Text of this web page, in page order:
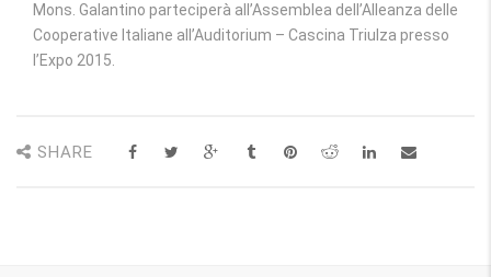
Mons. Galantino parteciperà all’Assemblea dell’Alleanza delle
Cooperative Italiane all’Auditorium – Cascina Triulza presso
l’Expo 2015.
SHARE